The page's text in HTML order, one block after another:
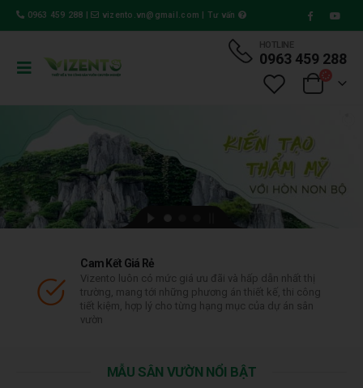
0963 459 288 vizento.vn@gmail.com Tư vấn
HOTLINE
0963 459 288
Cam Kết Giá Rẻ
Vizento luôn có mức giá ưu đãi và hấp dẫn nhất thị
trường, mang tới những phương án thiết kế, thi công
tiết kiệm, hợp lý cho từng hạng mục của dự án sân
vườn
MẪU SÂN VƯỜN NỔI BẬT